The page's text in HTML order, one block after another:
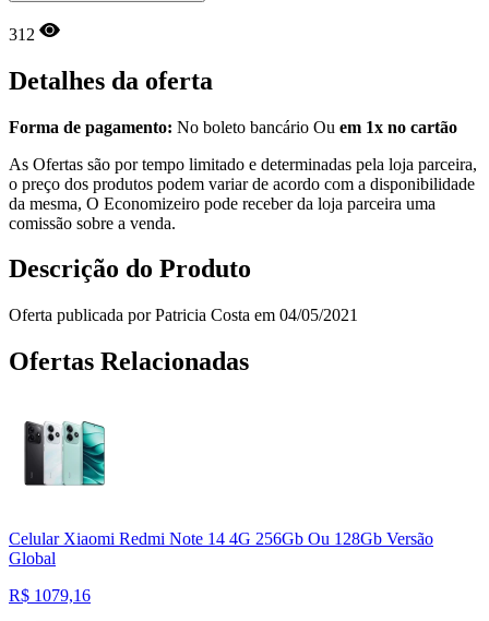
312
Detalhes da oferta
Forma de pagamento: No boleto bancário Ou em 1x no cartão
As Ofertas são por tempo limitado e determinadas pela loja parceira,
o preço dos produtos podem variar de acordo com a disponibilidade
da mesma, O Economizeiro pode receber da loja parceira uma
comissão sobre a venda.
Descrição do Produto
Oferta publicada por Patricia Costa em 04/05/2021
Ofertas Relacionadas
Celular Xiaomi Redmi Note 14 4G 256Gb Ou 128Gb Versão
Global
R$ 1079,16